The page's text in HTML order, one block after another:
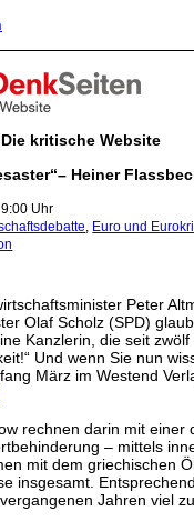
kritische Website
Heiner
Uhr
, Euro und
Peter
Olaf Scholz (SPD)
Kanzlerin, die seit
Und wenn Sie nun
März im Westend
rechnen darin mit einer
– mittels
mit dem griechischen
insgesamt.
Jahren viel